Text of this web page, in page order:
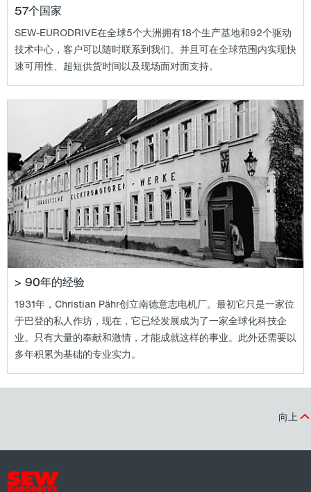
57个国家
SEW-EURODRIVE在全球5个大洲拥有18个生产基地和92个驱动
技术中心，客户可以随时联系到我们。并且可在全球范围内实现快
速可用性、超短供货时间以及现场面对面支持。
> 90年的经验
1931年，Christian Pähr创立南德意志电机厂。最初它只是一家位
于巴登的私人作坊，现在，它已经发展成为了一家全球化科技企
业。只有大量的奉献和激情，才能成就这样的事业。此外还需要以
多年积累为基础的专业实力。
向上